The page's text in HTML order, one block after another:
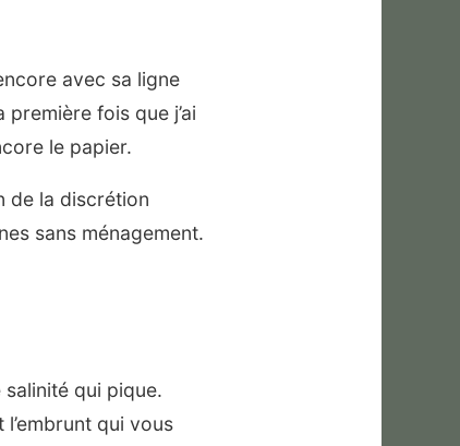
avec sa ligne
fois que j’ai
le papier.
de la discrétion
sans ménagement.
salinité qui pique.
l’embrunt qui vous